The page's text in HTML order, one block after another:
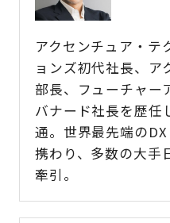
アクセンチュア・テ
ョンズ初代社長、ア
部長、フューチャー
バナード社長を歴任
通。世界最先端の
携わり、多数の大手
牽引。